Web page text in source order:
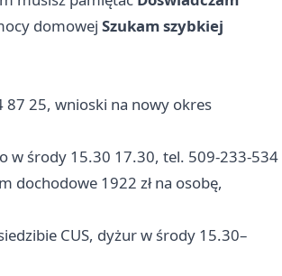
domowej Szukam szybkiej
87 25, wnioski na nowy okres
w środy 15.30 17.30, tel. 509-233-534
dochodowe 1922 zł na osobę,
CUS, dyżur w środy 15.30–